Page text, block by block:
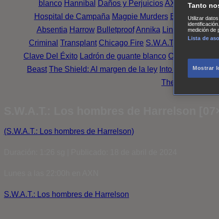
blanco Hannibal Daños y Perjuicios AXN Masters
Hospital de Campaña Magpie Murders Blindspot
Absentia Harrow Bulletproof Annika Lincoln
Criminal Transplant Chicago Fire S.W.A.T.: Los
Clave Del Éxito Ladrón de guante blanco Outsiders
Beast The Shield: Al margen de la ley Into the Dark
The Oath
(S.W.A.T.: Los hombres de Harrelson)
S.W.A.T.: Los hombres de Harrelson
Tanto
Utilizar
medición de
Lista de
Mostrar